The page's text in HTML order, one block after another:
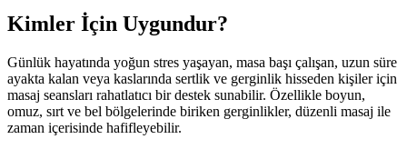
Kimler İçin Uygundur?
Günlük hayatında yoğun stres yaşayan, masa başı çalışan, uzun süre
ayakta kalan veya kaslarında sertlik ve gerginlik hisseden kişiler için
masaj seansları rahatlatıcı bir destek sunabilir. Özellikle boyun,
omuz, sırt ve bel bölgelerinde biriken gerginlikler, düzenli masaj ile
zaman içerisinde hafifleyebilir.